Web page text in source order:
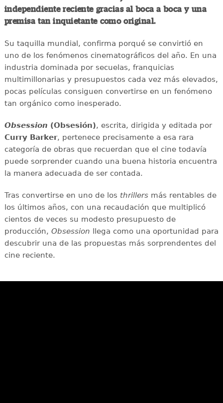
independiente reciente gracias al boca a boca y una
premisa tan inquietante como original.
Su taquilla mundial, confirma porqué se convirtió en
uno de los fenómenos cinematográficos del año. En una
industria dominada por secuelas, franquicias
multimillonarias y presupuestos cada vez más elevados,
pocas películas consiguen convertirse en un fenómeno
tan orgánico como inesperado.
Obsession (Obsesión), escrita, dirigida y editada por
Curry Barker, pertenece precisamente a esa rara
categoría de obras que recuerdan que el cine todavía
puede sorprender cuando una buena historia encuentra
la manera adecuada de ser contada.
Tras convertirse en uno de los thrillersmás rentables de
los últimos años, con una recaudación que multiplicó
cientos de veces su modesto presupuesto de
producción, Obsession llega como una oportunidad para
descubrir una de las propuestas más sorprendentes del
cine reciente.